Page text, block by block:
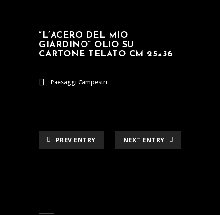
“L’ACERO DEL MIO
GIARDINO” OLIO SU
CARTONE TELATO CM 25×36
Paesaggi Campestri
PREV ENTRY NEXT ENTRY